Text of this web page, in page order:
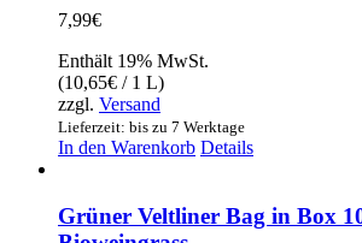
7,99€
Enthält 19% MwSt.
(10,65€ / 1 L)
zzgl. Versand
Lieferzeit: bis zu 7 Werktage
In den Warenkorb Details
Grüner Veltliner Bag in Box